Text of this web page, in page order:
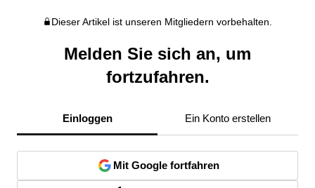
Dieser Artikel ist unseren Mitgliedern vorbehalten.
Melden Sie sich an, um
fortzufahren.
Einloggen Ein Konto erstellen
Mit Google fortfahren